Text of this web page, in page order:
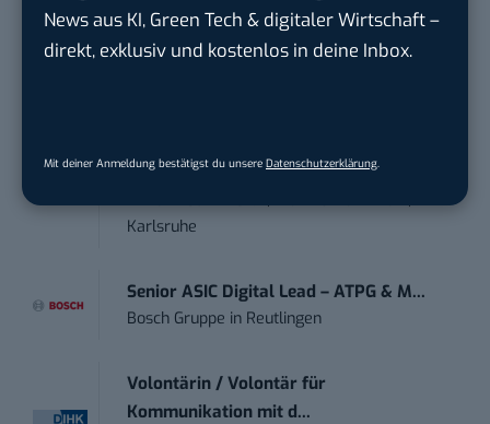
News aus KI, Green Tech & digitaler Wirtschaft –
direkt, exklusiv und kostenlos in deine Inbox.
Mit deiner Anmeldung bestätigst du unsere Datenschutzerklärung.
Anforderungs- und Projektmanager
touristische...
Engagement / Soc...
BBBank eGinBerlin, Frankfurt am Main,
Karlsruhe
Senior ASIC Digital Lead – ATPG & M...
Bosch Gruppe in Reutlingen
Volontärin / Volontär für
Kommunikation mit d...